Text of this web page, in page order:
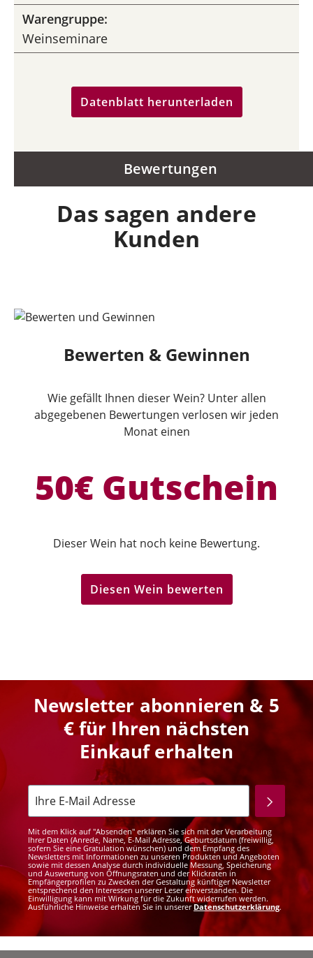
Warengruppe:
Weinseminare
Datenblatt herunterladen
Bewertungen
Das sagen andere
Kunden
Bewerten & Gewinnen
Wie gefällt Ihnen dieser Wein? Unter allen
abgegebenen Bewertungen verlosen wir jeden
Monat einen
50€ Gutschein
Dieser Wein hat noch keine Bewertung.
Diesen Wein bewerten
Newsletter abonnieren & 5
€ für Ihren nächsten
Einkauf erhalten
Mit dem Klick auf "Absenden" erklären Sie sich mit der Verarbeitung
Ihrer Daten (Anrede, Name, E-Mail Adresse, Geburtsdatum (freiwillig,
sofern Sie eine Gratulation wünschen) und dem Empfang des
Newsletters mit Informationen zu unseren Produkten und Angeboten
sowie mit dessen Analyse durch individuelle Messung, Speicherung
und Auswertung von Öffnungsraten und der Klickraten in
Empfängerprofilen zu Zwecken der Gestaltung künftiger Newsletter
entsprechend den Interessen unserer Leser einverstanden. Die
Einwilligung kann mit Wirkung für die Zukunft widerrufen werden.
Ausführliche Hinweise erhalten Sie in unsererDatenschutzerklärung.